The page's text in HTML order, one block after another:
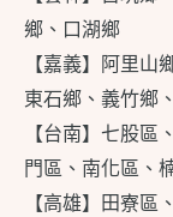
鄉、口湖鄉
【嘉義】阿里山
東石鄉、義竹鄉
【台南】七股
門區、南化區、
【高雄】田寮